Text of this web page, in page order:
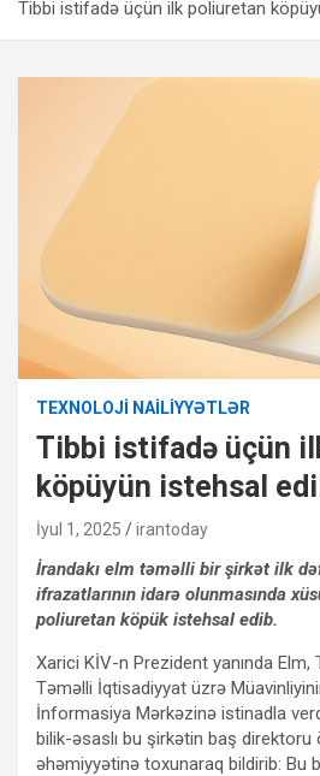
Tibbi istifadə üçün ilk poliuretan
TEXNOLOJI NAILIYYƏTLƏR
Tibbi istifadə üçün
köpüyün istehsal
İyul 1, 2025 irantoday
İrandakı elm təməlli bir şirkət ilk
ifrazatlarının idarə olunmasında
poliuretan köpük istehsal edib.
Xarici KİV-n Prezident yanında Elm,
Təməlli İqtisadiyyat üzrə
İnformasiya Mərkəzinə istinadla
bilik-əsaslı bu şirkətin baş direktoru
əhəmiyyətinə toxunaraq bildirib: Bu